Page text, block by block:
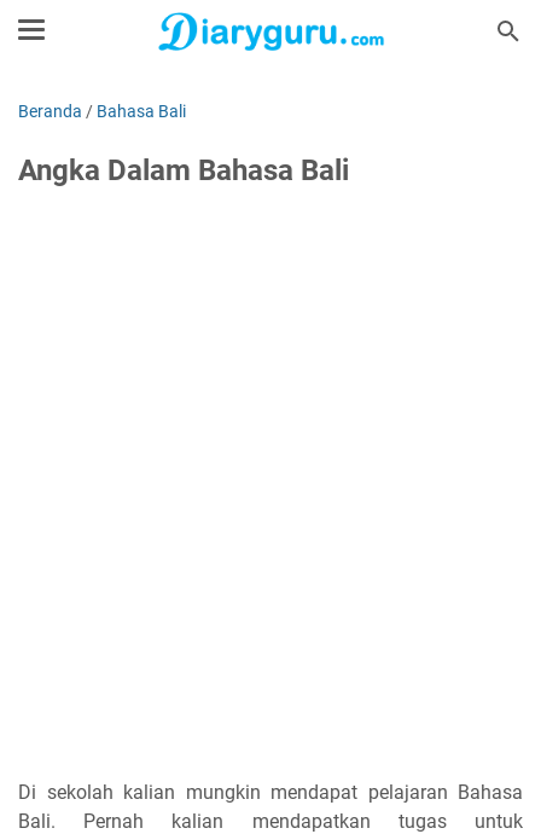
Beranda / Bahasa Bali
Angka Dalam Bahasa Bali
Di sekolah kalian mungkin mendapat pelajaran Bahasa
Bali. Pernah kalian mendapatkan tugas untuk